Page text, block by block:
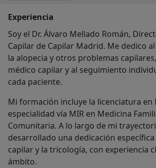
Experiencia
Soy el Dr. Álvaro Mellado Román,
Capilar de Capilar Madrid. Me dedico
la alopecia y otros problemas
médico capilar y al seguimiento
cada paciente.
Mi formación incluye la licenciatura en
especialidad vía MIR en Medicina
Comunitaria. A lo largo de mi
desarrollado una dedicación
capilar y la tricología, con experiencia
ámbito.